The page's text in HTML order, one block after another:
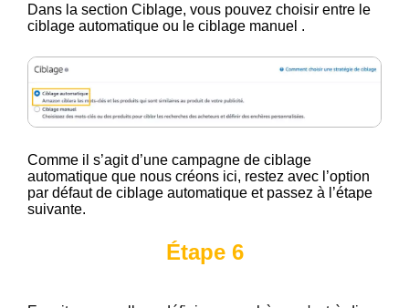
Dans la section Ciblage, vous pouvez choisir entre le
ciblage automatique ou le ciblage manuel .
Comme il s’agit d’une campagne de ciblage
automatique que nous créons ici, restez avec l’option
par défaut de ciblage automatique et passez à l’étape
suivante.
Étape 6